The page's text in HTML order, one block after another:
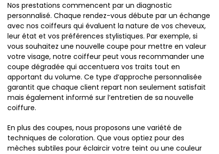
Nos prestations commencent par un diagnostic
personnalisé. Chaque rendez-vous débute par un échange
avec nos coiffeurs qui évaluent la nature de vos cheveux,
leur état et vos préférences stylistiques. Par exemple, si
vous souhaitez une nouvelle coupe pour mettre en valeur
votre visage, notre coiffeur peut vous recommander une
coupe dégradée qui accentuera vos traits tout en
apportant du volume. Ce type d’approche personnalisée
garantit que chaque client repart non seulement satisfait
mais également informé sur l’entretien de sa nouvelle
coiffure.
En plus des coupes, nous proposons une variété de
techniques de coloration. Que vous optiez pour des
mèches subtiles pour éclaircir votre teint ou une couleur